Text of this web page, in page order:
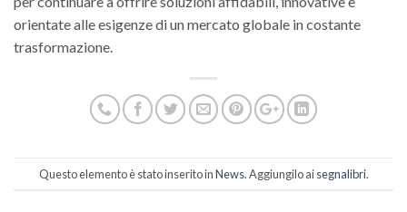
orientate alle esigenze di un mercato globale in costante
trasformazione.
Questo elemento è stato inserito inNews. Aggiungilo aisegnalibri.